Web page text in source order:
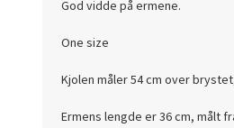
God vidde på ermene.
One size
Kjolen måler 54 cm over
Ermens lengde er 36 cm, målt